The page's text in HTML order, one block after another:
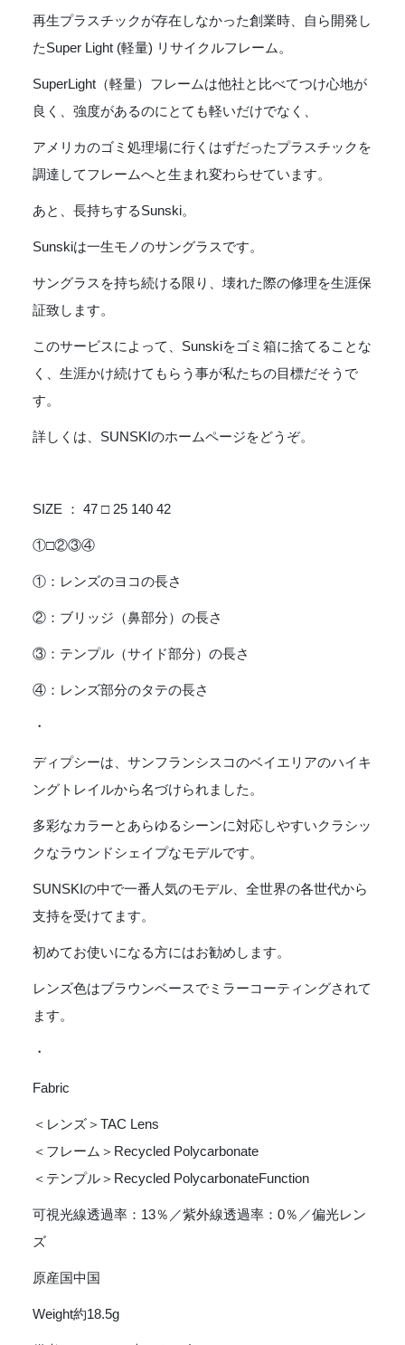
再生プラスチックが存在しなかった創業時、自ら開発し
たSuper Light (軽量) リサイクルフレーム。
SuperLight（軽量）フレームは他社と比べてつけ心地が
良く、強度があるのにとても軽いだけでなく、
アメリカのゴミ処理場に行くはずだったプラスチックを
調達してフレームへと生まれ変わらせています。
あと、長持ちするSunski。
Sunskiは一生モノのサングラスです。
サングラスを持ち続ける限り、壊れた際の修理を生涯保
証致します。
このサービスによって、Sunskiをゴミ箱に捨てることな
く、生涯かけ続けてもらう事が私たちの目標だそうで
す。
詳しくは、SUNSKIのホームページをどうぞ。
SIZE ： 47 □ 25 140 42
①□②③④
①：レンズのヨコの長さ
②：ブリッジ（鼻部分）の長さ
③：テンプル（サイド部分）の長さ
④：レンズ部分のタテの長さ
・
ディプシーは、サンフランシスコのベイエリアのハイキ
ングトレイルから名づけられました。
多彩なカラーとあらゆるシーンに対応しやすいクラシッ
クなラウンドシェイプなモデルです。
SUNSKIの中で一番人気のモデル、全世界の各世代から
支持を受けてます。
初めてお使いになる方にはお勧めします。
レンズ色はブラウンベースでミラーコーティングされて
ます。
・
Fabric
＜レンズ＞TAC Lens
＜フレーム＞Recycled Polycarbonate
＜テンプル＞Recycled PolycarbonateFunction
可視光線透過率：13％／紫外線透過率：0％／偏光レン
ズ
原産国中国
Weight約18.5g